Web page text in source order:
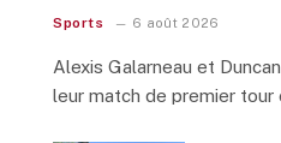
Sports 6 août 2026
Alexis Galarneau et
leur match de premier tour